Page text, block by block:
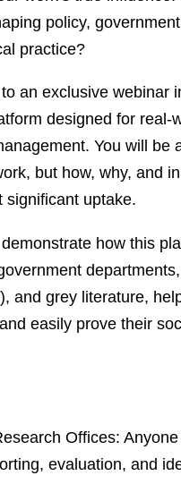
policy,
practice?
an exclusive webinar
designed for real-
You will be
but how, why, and
significant uptake.
how this
and grey literature,
easily prove their
Offices:
evaluation, and